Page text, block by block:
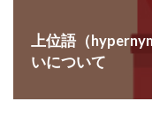
上位語（
いについて